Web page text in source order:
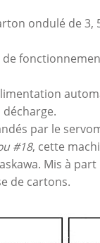
ondulé de 3,
décharge.
par le
#18, cette
Mis à
de cartons.